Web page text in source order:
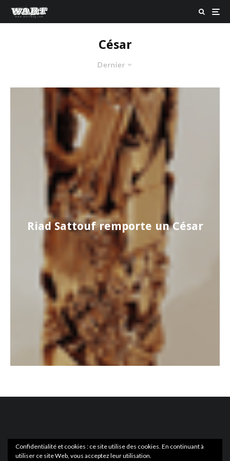
César
Dernier
Riad Sattouf remporte un César
Confidentialité et cookies : ce site utilise des cookies. En continuant à
utiliser ce site Web, vous acceptez leur utilisation.